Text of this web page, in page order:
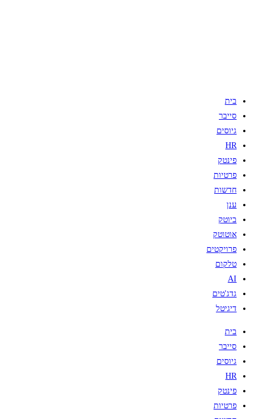
בית
סייבר
גיוסים
HR
פינטק
פרטיות
חדשות
ענן
ביוטק
אוטוטק
פרויקטים
טלקום
AI
גדג'טים
דיגיטל
בית
סייבר
גיוסים
HR
פינטק
פרטיות